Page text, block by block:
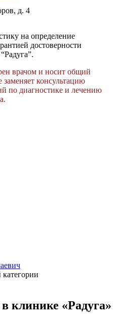
д. 4
на определение
достоверности
врачом и носит общий
консультацию
по диагностике и лечению
клинике «Радуга»